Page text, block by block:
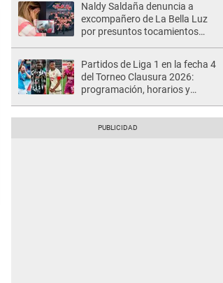
Naldy Saldaña denuncia a
excompañero de La Bella Luz
por presuntos tocamientos
Partidos de Liga 1 en la fecha 4
del Torneo Clausura 2026:
programación, horarios y